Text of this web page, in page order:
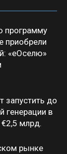
программу
приобрели
«еОселю»
запустить до
генерации в
млрд.
рынке